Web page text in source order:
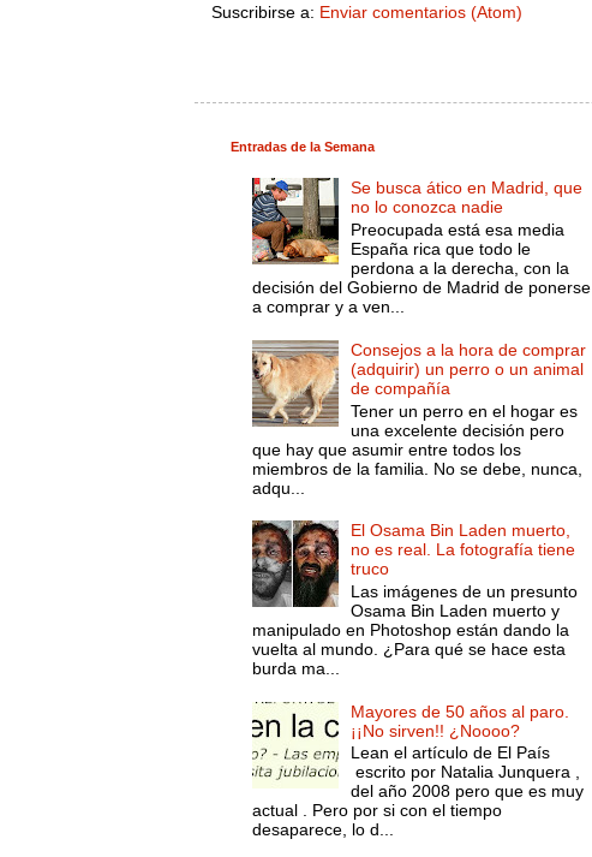
Suscribirse a: Enviar comentarios (Atom)
Entradas de la Semana
Se busca ático en Madrid, que
no lo conozca nadie
Preocupada está esa media
España rica que todo le
perdona a la derecha, con la
decisión del Gobierno de Madrid de ponerse
a comprar y a ven...
Consejos a la hora de comprar
(adquirir) un perro o un animal
de compañía
Tener un perro en el hogar es
una excelente decisión pero
que hay que asumir entre todos los
miembros de la familia. No se debe, nunca,
adqu...
El Osama Bin Laden muerto,
no es real. La fotografía tiene
truco
Las imágenes de un presunto
Osama Bin Laden muerto y
manipulado en Photoshop están dando la
vuelta al mundo. ¿Para qué se hace esta
burda ma...
Mayores de 50 años al paro.
¡¡No sirven!! ¿Noooo?
Lean el artículo de El País
escrito por Natalia Junquera ,
del año 2008 pero que es muy
actual . Pero por si con el tiempo
desaparece, lo d...